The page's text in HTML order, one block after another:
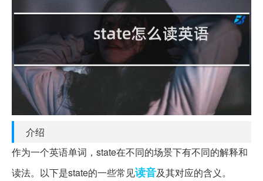
介绍
作为一个英语单词，state在不同的场景下有不同的解释和
读法。以下是state的一些常见读音及其对应的含义。